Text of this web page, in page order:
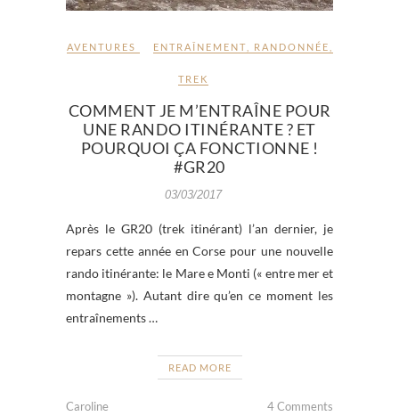
AVENTURES ENTRAÎNEMENT RANDONNÉE
TREK
COMMENT JE M’ENTRAÎNE POUR
UNE RANDO ITINÉRANTE ? ET
POURQUOI ÇA FONCTIONNE !
#GR20
03/03/2017
Après le GR20 (trek itinérant) l’an dernier, je
repars cette année en Corse pour une nouvelle
rando itinérante: le Mare e Monti (« entre mer et
montagne »). Autant dire qu’en ce moment les
entraînements …
READ MORE
Caroline 4 Comments